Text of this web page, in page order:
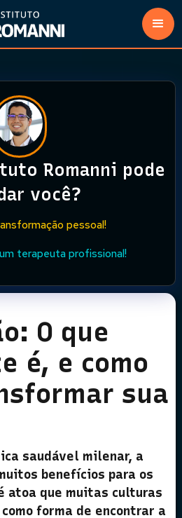
Romanni pode
você?
pessoal!
terapeuta profissional!
O que
é, e como
sua
saudável milenar, a
benefícios para os
atoa que muitas culturas
forma de encontrar a